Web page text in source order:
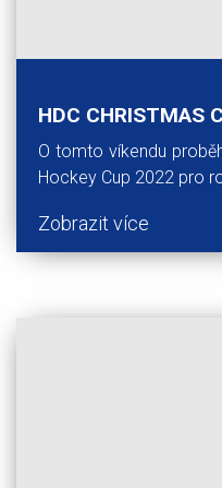
HDC CHRISTMAS
O tomto víkendu
Hockey Cup 2022 pro
Zobrazit více